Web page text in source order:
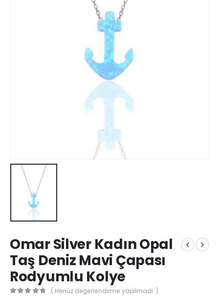
Omar Silver Kadın Opal
Taş Deniz Mavi Çapası
Rodyumlu Kolye
( Henüz değerlendirme yapılmadı. )